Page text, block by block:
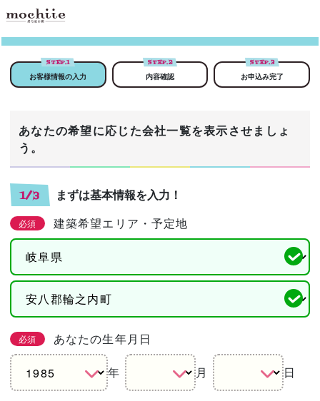
STEP.1
お客様情報の入力
STEP.2
内容確認
STEP.3
お申込み完了
あなたの希望に応じた会社一覧を表示させましょ
う。
1/3 まずは基本情報を入力！
必須 建築希望エリア・予定地
必須 あなたの生年月日
年 月 日